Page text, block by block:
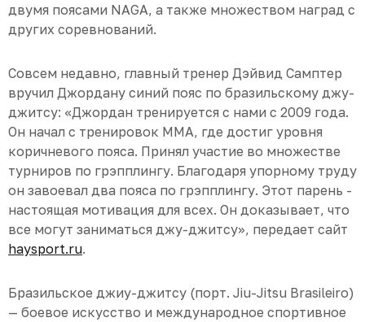
двумя поясами NAGA, а также множеством наград с
других соревнований.
Совсем недавно, главный тренер Дэйвид Самптер
вручил Джордану синий пояс по бразильскому джу-
джитсу: «Джордан тренируется с нами с 2009 года.
Он начал с тренировок ММА, где достиг уровня
коричневого пояса. Принял участие во множестве
турниров по грэпплингу. Благодаря упорному труду
он завоевал два пояса по грэпплингу. Этот парень -
настоящая мотивация для всех. Он доказывает, что
все могут заниматься джу-джитсу», передает сайт
haysport.ru.
Бразильское джиу-джитсу (порт. Jiu-Jitsu Brasileiro)
— боевое искусство и международное спортивное